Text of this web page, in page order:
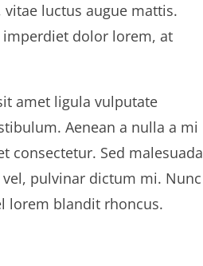
luctus augue mattis.
dolor lorem, at
amet ligula vulputate
Aenean a nulla a mi
consectetur. Sed malesuada
pulvinar dictum mi. Nunc
lorem blandit rhoncus.